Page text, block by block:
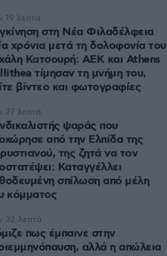
στη Νέα Φιλαδέλφεια
χρόνια μετά τη δολοφονία του
Κατσουρή: ΑΕΚ και Athens
τίμησαν τη μνήμη του,
βίντεο και φωτογραφίες
19 λεπτά
ψαράς που
από την Ελπίδα της
της ζητά να τον
Καταγγέλλει
σπίλωση από μέλη
κόμματος
27 λεπτά
πως έμπαινε στην
αλλά η απώλεια
32 λεπτά